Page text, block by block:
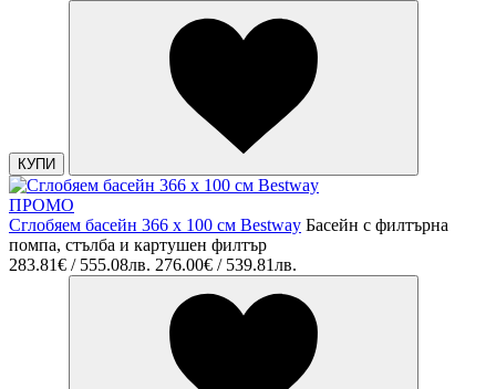
КУПИ
ПРОМО
Сглобяем басейн 366 х 100 см Bestway Басейн с филтърна
помпа, стълба и картушен филтър
283.81€ / 555.08лв. 276.00€ / 539.81лв.